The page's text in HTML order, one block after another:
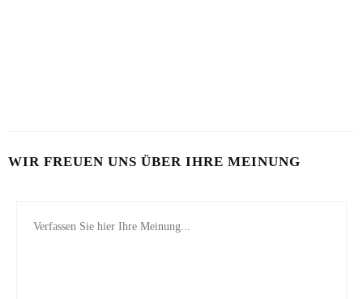
WIR FREUEN UNS ÜBER IHRE MEINUNG